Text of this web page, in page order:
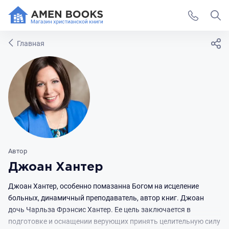
Главная
Автор
Джоан Хантер
Джоан Хантер, особенно помазанна Богом на исцеление
больных, динамичный преподаватель, автор книг. Джоан
дочь Чарльза Фрэнсис Хантер. Ее цель заключается в
подготовке и оснащении верующих принять целительную силу